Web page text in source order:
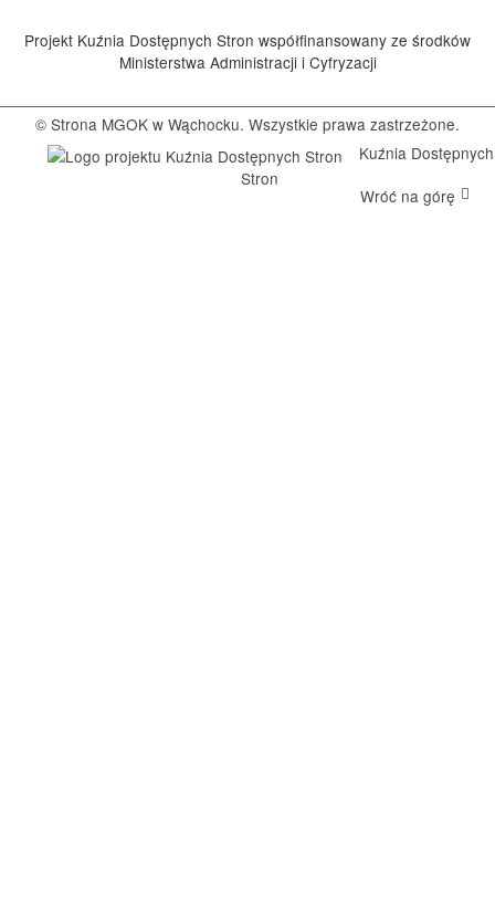
Projekt Kuźnia Dostępnych Stron współfinansowany ze środków
Ministerstwa Administracji i Cyfryzacji
© Strona MGOK w Wąchocku. Wszystkie prawa zastrzeżone.
Kuźnia Dostępnych
Stron
Wróć na górę